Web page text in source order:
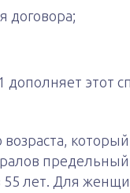
договора;
дополняет этот
предельный
55 лет. Для